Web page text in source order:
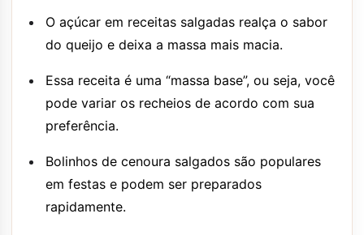
O açúcar em receitas salgadas realça o sabor
do queijo e deixa a massa mais macia.
Essa receita é uma “massa base”, ou seja, você
pode variar os recheios de acordo com sua
preferência.
Bolinhos de cenoura salgados são populares
em festas e podem ser preparados
rapidamente.